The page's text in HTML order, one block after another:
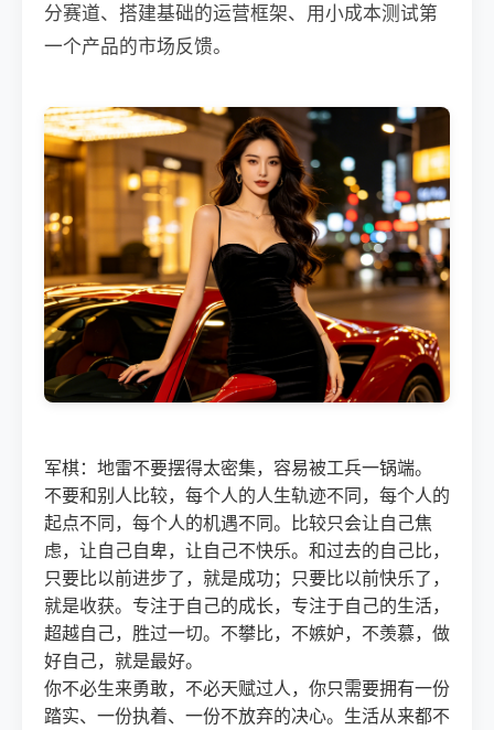
分赛道、搭建基础的运营框架、用小成本测试第
一个产品的市场反馈。
军棋：地雷不要摆得太密集，容易被工兵一锅端。
不要和别人比较，每个人的人生轨迹不同，每个人的
起点不同，每个人的机遇不同。比较只会让自己焦
虑，让自己自卑，让自己不快乐。和过去的自己比，
只要比以前进步了，就是成功；只要比以前快乐了，
就是收获。专注于自己的成长，专注于自己的生活，
超越自己，胜过一切。不攀比，不嫉妒，不羡慕，做
好自己，就是最好。
你不必生来勇敢，不必天赋过人，你只需要拥有一份
踏实、一份执着、一份不放弃的决心。生活从来都不